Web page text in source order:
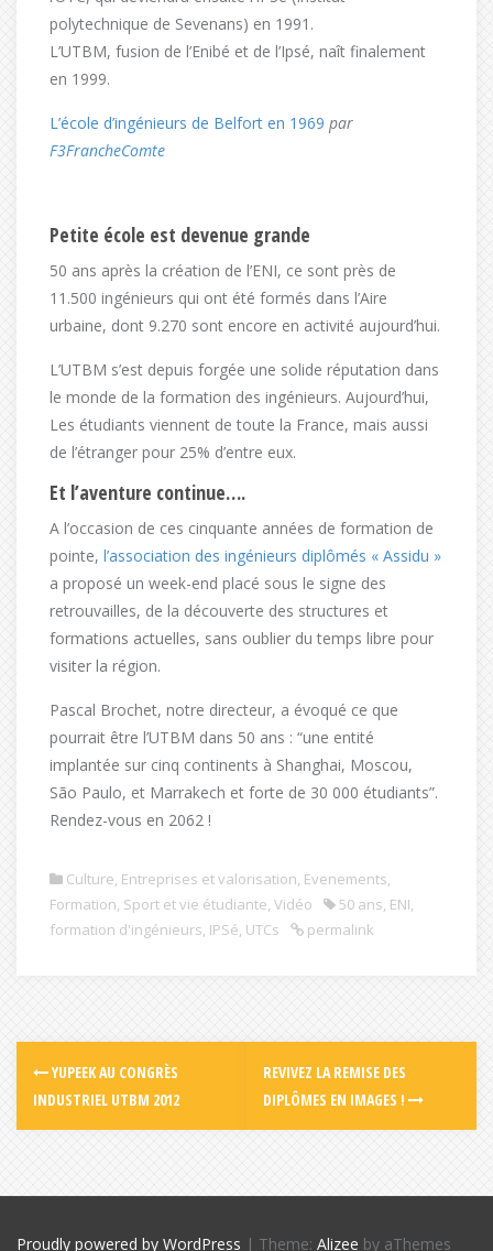
polytechnique de Sevenans) en 1991.
L’UTBM, fusion de l’Enibé et de l’Ipsé, naît finalement
en 1999.
L’école d’ingénieurs de Belfort en 1969 par
F3FrancheComte
Petite école est devenue grande
50 ans après la création de l’ENI, ce sont près de
11.500 ingénieurs qui ont été formés dans l’Aire
urbaine, dont 9.270 sont encore en activité aujourd’hui.
L’UTBM s’est depuis forgée une solide réputation dans
le monde de la formation des ingénieurs. Aujourd’hui,
Les étudiants viennent de toute la France, mais aussi
de l’étranger pour 25% d’entre eux.
Et l’aventure continue….
A l’occasion de ces cinquante années de formation de
pointe, l’association des ingénieurs diplômés « Assidu »
a proposé un week-end placé sous le signe des
retrouvailles, de la découverte des structures et
formations actuelles, sans oublier du temps libre pour
visiter la région.
Pascal Brochet, notre directeur, a évoqué ce que
pourrait être l’UTBM dans 50 ans : “une entité
implantée sur cinq continents à Shanghai, Moscou,
São Paulo, et Marrakech et forte de 30 000 étudiants”.
Rendez-vous en 2062 !
Culture, Entreprises et valorisation, Evenements,
Formation, Sport et vie étudiante, Vidéo 50 ans, ENI,
formation d'ingénieurs, IPSé, UTCs permalink
YUPEEK AU CONGRÈS
INDUSTRIEL UTBM 2012
REVIVEZ LA REMISE DES
DIPLÔMES EN IMAGES !
Proudly powered by WordPress | Theme: Alizee by aThemes